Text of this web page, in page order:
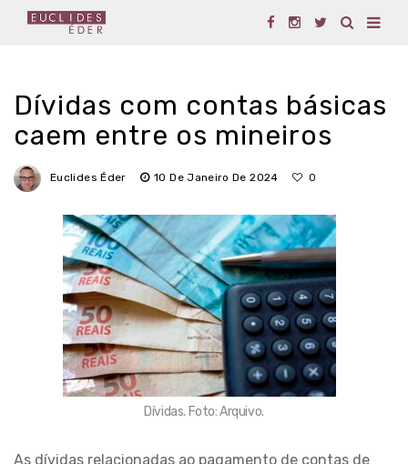
Dívidas com contas básicas
caem entre os mineiros
Euclides Éder 10 De Janeiro De 2024 0
Dívidas. Foto: Arquivo.
As dívidas relacionadas ao pagamento de contas de